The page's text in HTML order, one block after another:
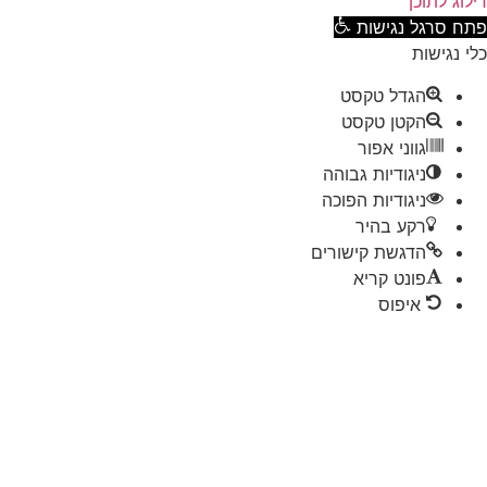
סרגל נגישות
נגישות
הגדל טקסט
הקטן טקסט
גווני אפור
ניגודיות גבוהה
ניגודיות הפוכה
רקע בהיר
הדגשת קישורים
פונט קריא
איפוס